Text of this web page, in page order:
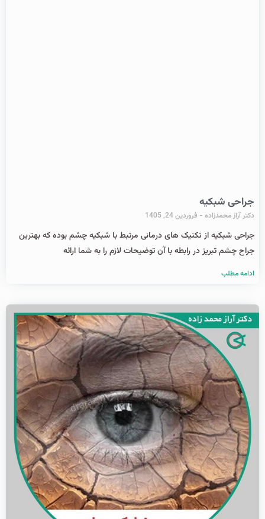
جراحی شبکیه
دکتر آراز محمدزاده فروردین 24, 1405
جراحی شبکیه از تکنیک های درمانی مرتبط با شبکیه چشم بوده که بهترین
جراح چشم تبریز در رابطه با آن توضیحات لازم را به شما ارائه
ادامه مطلب